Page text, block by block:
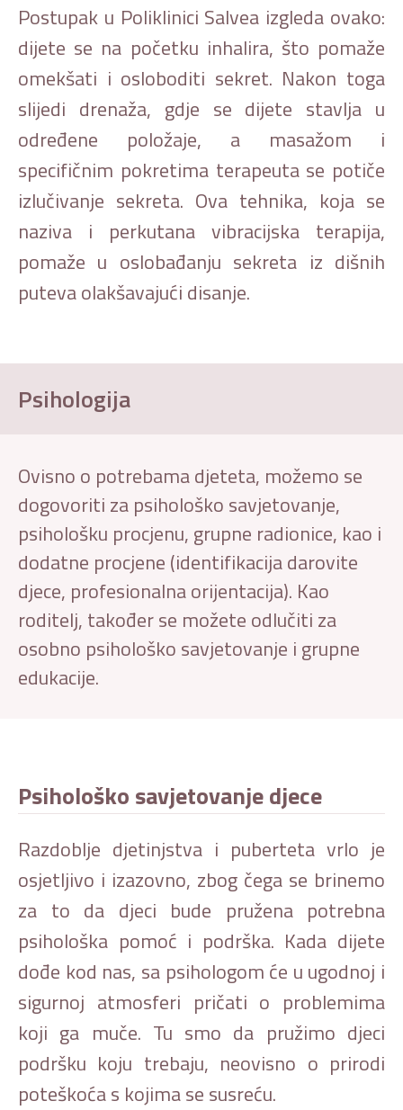
Postupak u Poliklinici Salvea izgleda ovako:
dijete se na početku inhalira, što pomaže
omekšati i osloboditi sekret. Nakon toga
slijedi drenaža, gdje se dijete stavlja u
određene položaje, a masažom i
specifičnim pokretima terapeuta se potiče
izlučivanje sekreta. Ova tehnika, koja se
naziva i perkutana vibracijska terapija,
pomaže u oslobađanju sekreta iz dišnih
puteva olakšavajući disanje.
Psihologija
Ovisno o potrebama djeteta, možemo se
dogovoriti za psihološko savjetovanje,
psihološku procjenu, grupne radionice, kao i
dodatne procjene (identifikacija darovite
djece, profesionalna orijentacija). Kao
roditelj, također se možete odlučiti za
osobno psihološko savjetovanje i grupne
edukacije.
Psihološko savjetovanje djece
Razdoblje djetinjstva i puberteta vrlo je
osjetljivo i izazovno, zbog čega se brinemo
za to da djeci bude pružena potrebna
psihološka pomoć i podrška. Kada dijete
dođe kod nas, sa psihologom će u ugodnoj i
sigurnoj atmosferi pričati o problemima
koji ga muče. Tu smo da pružimo djeci
podršku koju trebaju, neovisno o prirodi
poteškoća s kojima se susreću.